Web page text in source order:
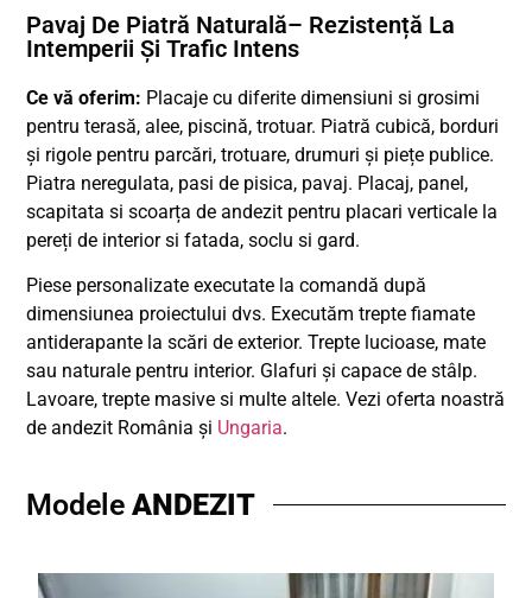
Pavaj De Piatră Naturală– Rezistență La
Intemperii Și Trafic Intens
Ce vă oferim: Placaje cu diferite dimensiuni si grosimi
pentru terasă, alee, piscină, trotuar. Piatră cubică, borduri
și rigole pentru parcări, trotuare, drumuri și piețe publice.
Piatra neregulata, pasi de pisica, pavaj. Placaj, panel,
scapitata si scoarța de andezit pentru placari verticale la
pereți de interior si fatada, soclu si gard.
Piese personalizate executate la comandă după
dimensiunea proiectului dvs. Executăm trepte fiamate
antiderapante la scări de exterior. Trepte lucioase, mate
sau naturale pentru interior. Glafuri și capace de stâlp.
Lavoare, trepte masive si multe altele. Vezi oferta noastră
de andezit România și Ungaria.
ModeleANDEZIT